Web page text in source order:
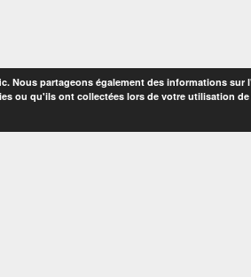
Nous partageons également des informations
ou qu'ils ont collectées lors de votre utilisation